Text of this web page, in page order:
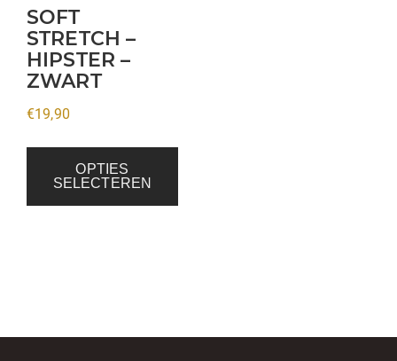
SOFT
STRETCH –
HIPSTER –
ZWART
€19,90
OPTIES
SELECTEREN
kan
gekozen
worden
op
de